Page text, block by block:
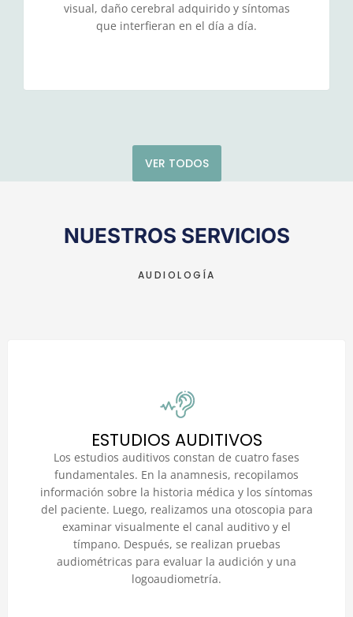
visual, daño cerebral adquirido y síntomas
que interfieran en el día a día.
VER TODOS
NUESTROS SERVICIOS
AUDIOLOGÍA
ESTUDIOS AUDITIVOS
Los estudios auditivos constan de cuatro fases
fundamentales. En la anamnesis, recopilamos
información sobre la historia médica y los síntomas
del paciente. Luego, realizamos una otoscopia para
examinar visualmente el canal auditivo y el
tímpano. Después, se realizan pruebas
audiométricas para evaluar la audición y una
logoaudiometría.